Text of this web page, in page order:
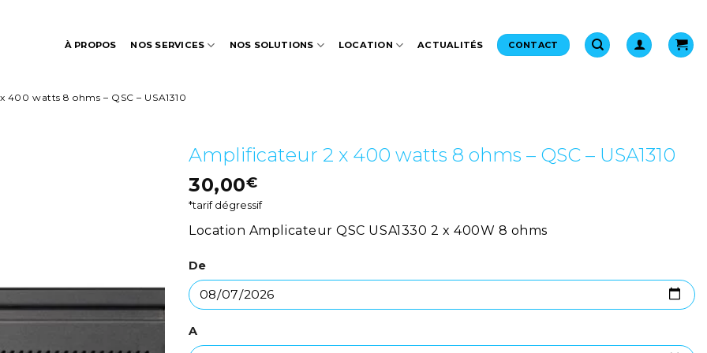
À PROPOS NOS SERVICES NOS SOLUTIONS LOCATION ACTUALITÉS CONTACT
400 watts 8 ohms – QSC – USA1310
Amplificateur 2 x 400 watts 8 ohms – QSC – USA1310
30,00€
*tarif dégressif
Location Amplicateur QSC USA1330 2 x 400W 8 ohms
De
A